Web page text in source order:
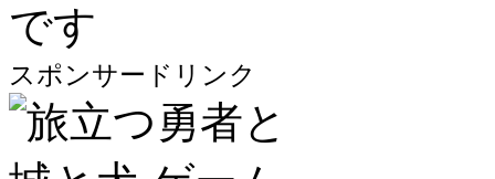
です
スポンサードリンク